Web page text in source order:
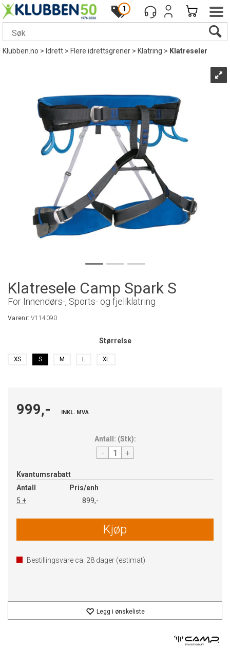
1
Klubben.no> Idrett>Flere idrettsgrener>Klatring> Klatreseler
Klatresele Camp Spark S
For Innendørs-, Sports- og fjellklatring
Varenr:V114090
Størrelse
XS S M L XL
999,- INKL. MVA
Antall: (Stk):
- +
Kvantumsrabatt
Antall
Pris/enh
5 +
899,-
Kjøp
Bestillingsvare ca. 28 dager (estimat)
Legg i ønskeliste